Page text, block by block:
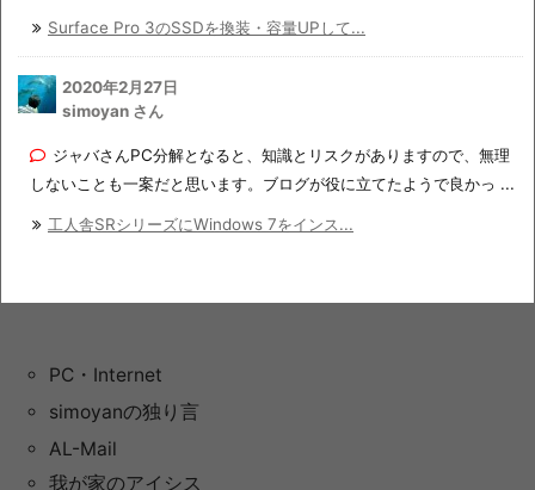
Surface Pro 3のSSDを換装・容量UPして...
2020年2月27日
simoyan さん
ジャバさんPC分解となると、知識とリスクがありますので、無理
しないことも一案だと思います。ブログが役に立てたようで良かっ ...
工人舎SRシリーズにWindows 7をインス...
PC・Internet
simoyanの独り言
AL-Mail
我が家のアイシス